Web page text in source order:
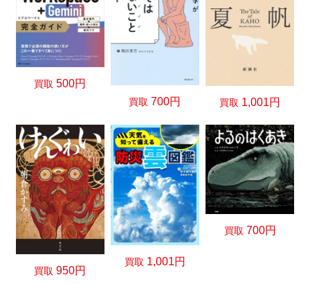
買取500円
買取 700円 買取 1,001円
買取950円
買取 1,001円
買取 700円